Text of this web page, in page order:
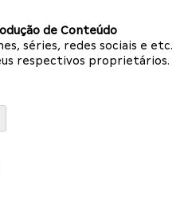
de Conteúdo
séries, redes sociais e etc.
respectivos proprietários.